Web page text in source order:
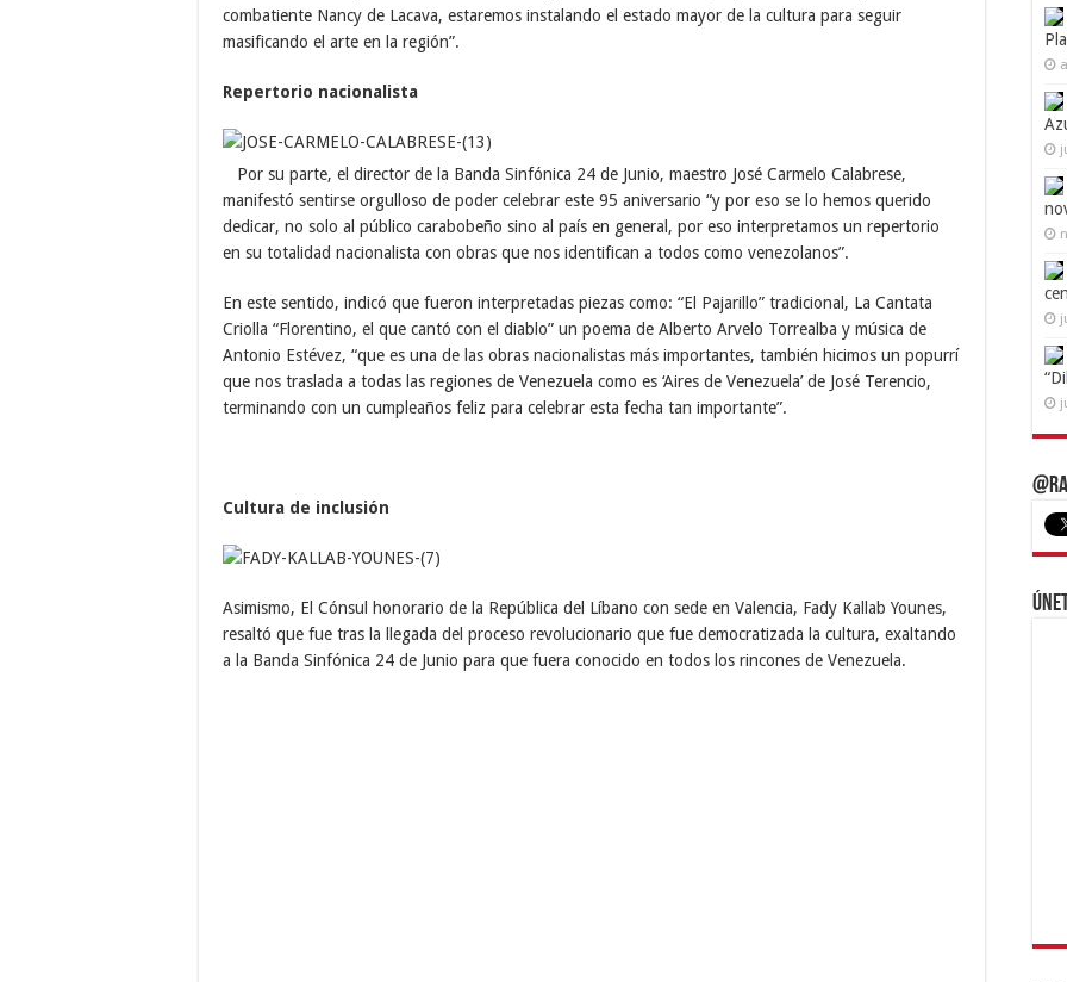
combatiente Nancy de Lacava, estaremos instalando el estado mayor de la cultura para seguir
masificando el arte en la región”.
Repertorio nacionalista
Por su parte, el director de la Banda Sinfónica 24 de Junio, maestro José Carmelo Calabrese,
manifestó sentirse orgulloso de poder celebrar este 95 aniversario “y por eso se lo hemos querido
dedicar, no solo al público carabobeño sino al país en general, por eso interpretamos un repertorio
en su totalidad nacionalista con obras que nos identifican a todos como venezolanos”.
En este sentido, indicó que fueron interpretadas piezas como: “El Pajarillo” tradicional, La Cantata
Criolla “Florentino, el que cantó con el diablo” un poema de Alberto Arvelo Torrealba y música de
Antonio Estévez, “que es una de las obras nacionalistas más importantes, también hicimos un popurrí
que nos traslada a todas las regiones de Venezuela como es ‘Aires de Venezuela’ de José Terencio,
terminando con un cumpleaños feliz para celebrar esta fecha tan importante”.
Cultura de inclusión
Asimismo, El Cónsul honorario de la República del Líbano con sede en Valencia, Fady Kallab Younes,
resaltó que fue tras la llegada del proceso revolucionario que fue democratizada la cultura, exaltando
a la Banda Sinfónica 24 de Junio para que fuera conocido en todos los rincones de Venezuela.